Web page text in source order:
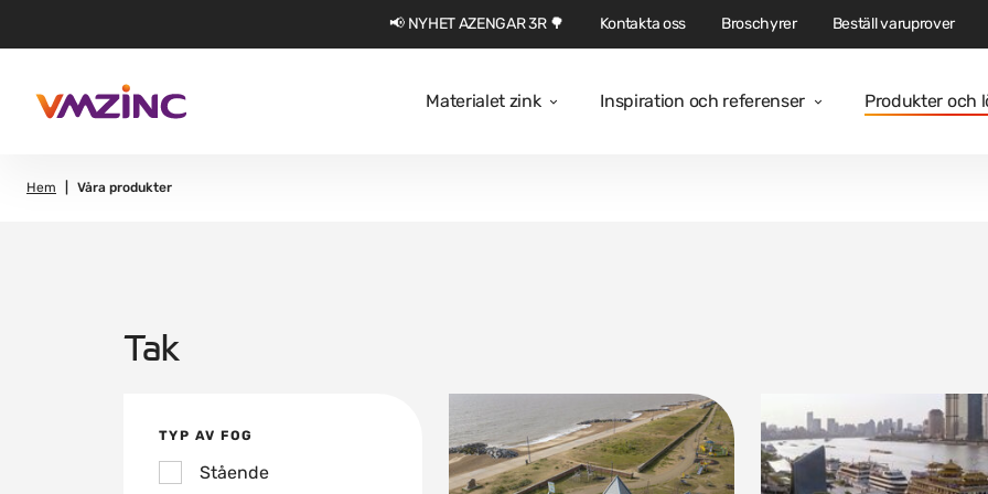
Materialet zink Inspiration och referenser Produkter och
📢 NYHET AZENGAR 3R 🌳 Kontakta oss Broschyrer Beställ varuprover
Hem Våra produkter
Tak
TYP AV FOG
Stående